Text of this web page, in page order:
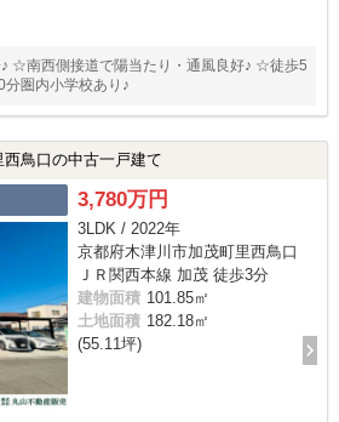
☆南西側接道で陽当たり・通風良好♪ ☆徒歩5
圏内小学校あり♪
鳥口の中古一戸建て
3,780万円
3LDK / 2022年
京都府木津川市加茂町里西鳥口
ＪＲ関西本線 加茂 徒歩3分
建物面積 101.85㎡
土地面積 182.18㎡
(55.11坪)